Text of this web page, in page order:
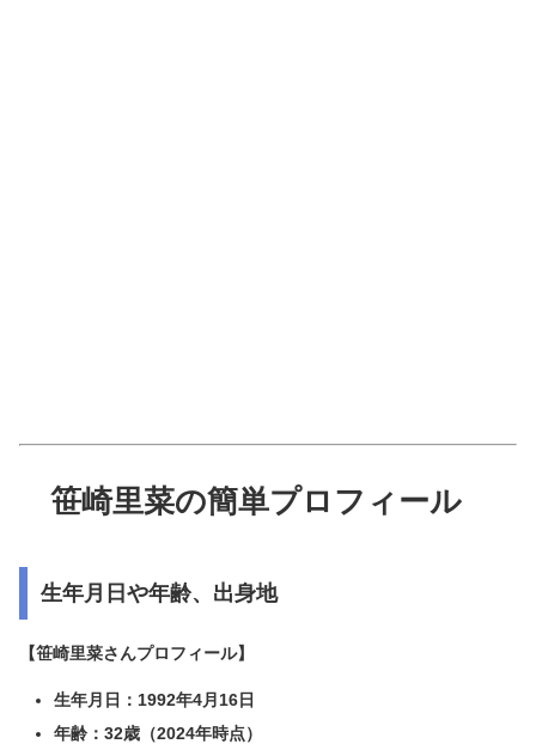
笹崎里菜の簡単プロフィール
生年月日や年齢、出身地
【笹崎里菜さんプロフィール】
生年月日：1992年4月16日
年齢：32歳（2024年時点）